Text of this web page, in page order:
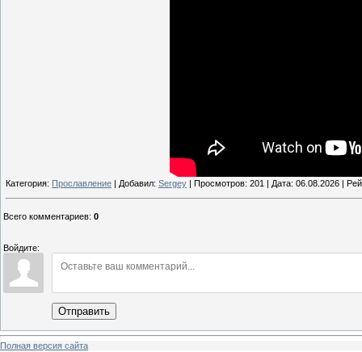
Категория: Прославление | Добавил: Sergey | Просмотров: 201 | Дата: 06.08.2026 |
Всего комментариев: 0
Войдите:
Отправить
Полная версия сайта